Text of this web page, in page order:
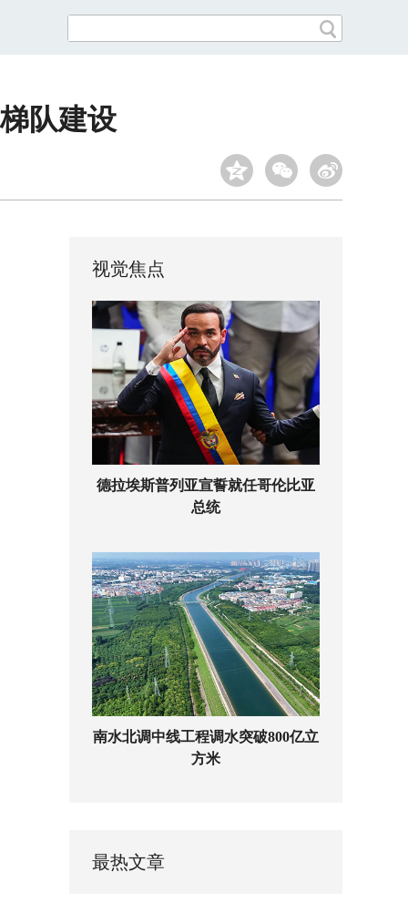
队建设
视觉焦点
德拉埃斯普列亚宣誓就任哥伦比亚
总统
南水北调中线工程调水突破800亿立
方米
最热文章